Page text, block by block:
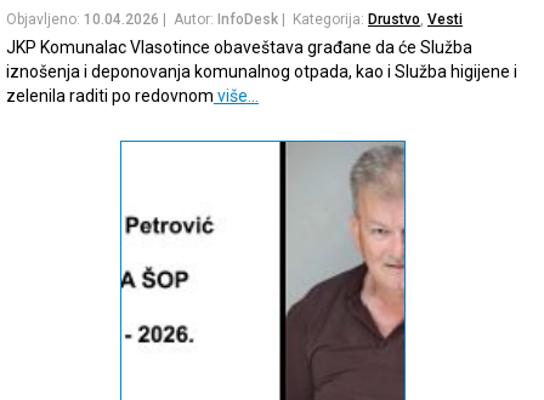
Objavljeno: 10.04.2026 | Autor: InfoDesk | Kategorija: Drustvo Vesti
JKP Komunalac Vlasotince obaveštava građane da će Služba
iznošenja i deponovanja komunalnog otpada, kao i Služba higijene i
zelenila raditi po redovnom više…